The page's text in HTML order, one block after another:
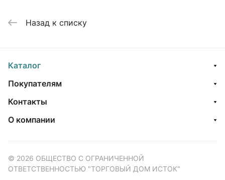
Назад к списку
Каталог
Покупателям
Контакты
О компании
© 2026 ОБЩЕСТВО С ОГРАНИЧЕННОЙ
ОТВЕТСТВЕННОСТЬЮ "ТОРГОВЫЙ ДОМ ИСТОК"